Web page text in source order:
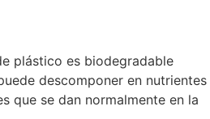
plástico es biodegradable
descomponer en nutrientes
que se dan normalmente en la